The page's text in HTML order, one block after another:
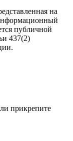
на
публичной
437(2)
прикрепите